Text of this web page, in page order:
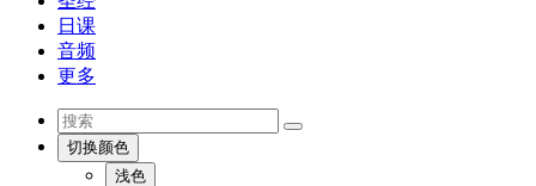
日课
音频
更多
切换颜色
浅色